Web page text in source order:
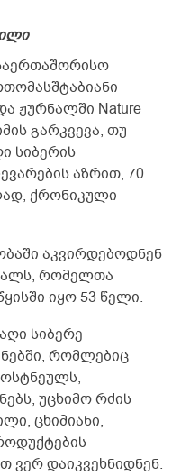
მაქვს:
მადა მაქვს,
ვჭამ, ჯანსაღ
დღეში
და
ერთი თეფში
ორ თეფშს ვჭამ
ხილიც და
ხილის
ცოცხალ
ან ცოტა
12 საშუალო
ვჭამ.
არ
ძლიერი მადა
თუ არა?
თუ არა?
ძალიან
მაინტერესებს.
ჟურნალში Nature
გარკვევა, თუ
სიბერის
აზრით, 70
ქრონიკული
აკვირდებოდნენ
რომელთა
იყო 53 წელი.
სიბერე
რომლებიც
უცხიმო რძის
ცხიმიანი,
ვერ დაიკვეხნიდნენ.